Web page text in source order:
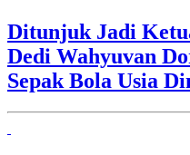
Ditunjuk Jadi
Dedi Wahyuvan
Sepak Bola Usia